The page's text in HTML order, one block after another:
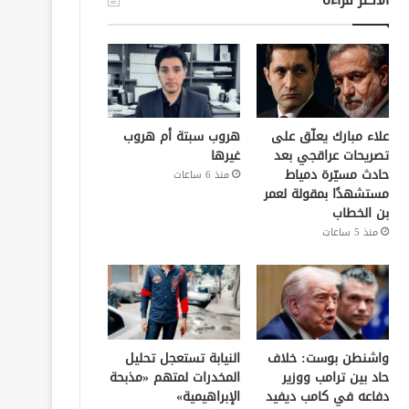
علاء مبارك يعلّق على
تصريحات عراقجي بعد
حادث مسيّرة دمياط
مستشهدًا بمقولة لعمر
بن الخطاب
منذ 5 ساعات
هروب سبتة أم هروب
غيرها
منذ 6 ساعات
واشنطن بوست: خلاف
حاد بين ترامب ووزير
دفاعه في كامب ديفيد
النيابة تستعجل تحليل
المخدرات لمتهم «مذبحة
الإبراهيمية»